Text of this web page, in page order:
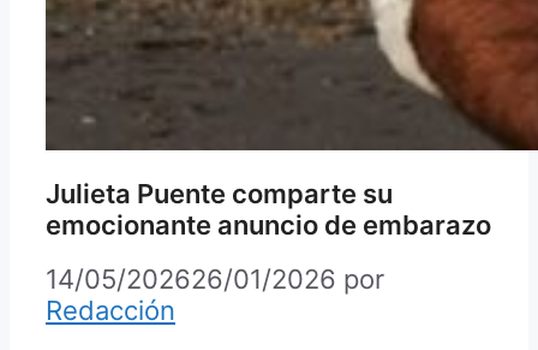
Julieta Puente comparte su
emocionante anuncio de embarazo
14/05/202626/01/2026 por
Redacción